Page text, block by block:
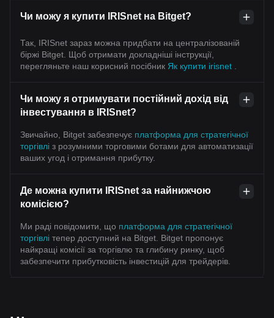
Чи можу я купити IRISnet на Bitget?
Так, IRISnet зараз можна придбати на централізованій
біржі Bitget. Щоб отримати докладніші інструкції,
перегляньте наш корисний посібник Як купити irisnet
Чи можу я отримувати постійний дохід від
інвестування в IRISnet?
Звичайно, Bitget забезпечує платформа для стратегічної
торгівлі з розумними торговими ботами для автоматизації
ваших угод і отримання прибутку.
Де можна купити IRISnet за найнижчою
комісією?
Ми раді повідомити, що платформа для стратегічної
торгівлі тепер доступний на Bitget. Bitget пропонує
найкращі комісії за торгівлю та глибину ринку, щоб
забезпечити прибутковість інвестицій для трейдерів.